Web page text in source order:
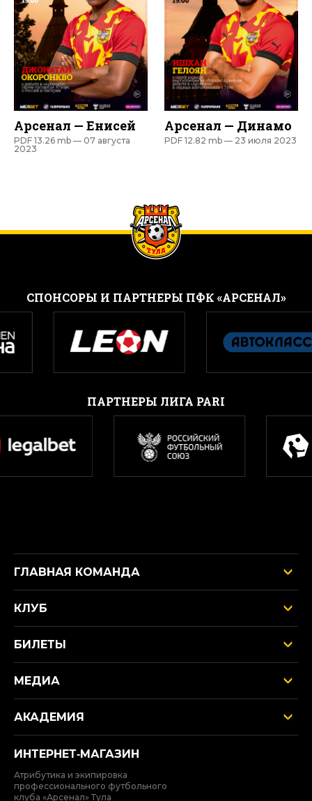
Арсенал — Енисей
PDF 13.26 mb — 07 августа
2023
Арсенал — Динамо
PDF 12.82 mb — 23 июля 2023
CПОНСОРЫ И ПАРТНЕРЫ ПФК «АРСЕНАЛ»
ПАРТНЕРЫ ЛИГА PARI
ГЛАВНАЯ КОМАНДА
КЛУБ
БИЛЕТЫ
МЕДИА
АКАДЕМИЯ
ИНТЕРНЕТ‑МАГАЗИН
Атрибутика и экипировка
профессионального футбольного
клуба «Арсенал» Тула